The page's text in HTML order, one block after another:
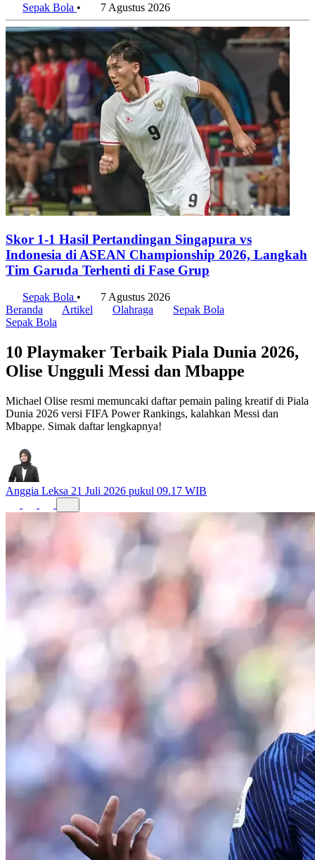
Sepak Bola • 7 Agustus 2026
Skor 1-1 Hasil Pertandingan Singapura vs
Indonesia di ASEAN Championship 2026, Langkah
Tim Garuda Terhenti di Fase Grup
Sepak Bola •
7 Agustus 2026
Beranda
Artikel Olahraga
Sepak Bola
Sepak Bola
10 Playmaker Terbaik Piala Dunia 2026,
Olise Ungguli Messi dan Mbappe
Michael Olise resmi memuncaki daftar pemain paling kreatif di Piala
Dunia 2026 versi FIFA Power Rankings, kalahkan Messi dan
Mbappe. Simak daftar lengkapnya!
Anggia Leksa 21 Juli 2026 pukul 09.17 WIB